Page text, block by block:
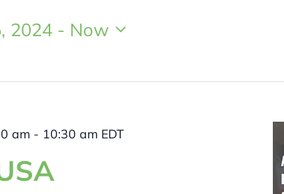
2024 - Now
am- 10:30 am EDT